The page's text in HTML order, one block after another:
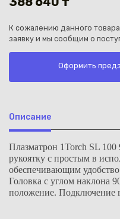
К сожалению данного
заявку и мы сообщим о
Оформить
Описание
Плазматрон 1Torch SL
рукоятку с простым в
обеспечивающим
Головка с углом наклона
положение. Подключение